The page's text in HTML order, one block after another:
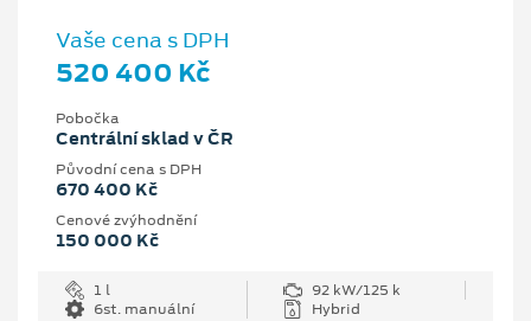
Vaše cena s DPH
520 400 Kč
Pobočka
Centrální sklad v ČR
Původní cena s DPH
670 400 Kč
Cenové zvýhodnění
150 000 Kč
1 l
92 kW/125 k
6st. manuální
Hybrid